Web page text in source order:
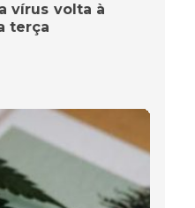
vírus volta à
terça